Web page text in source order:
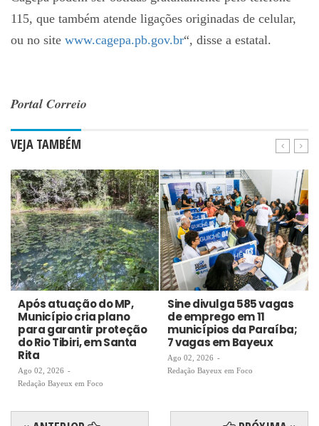
115, que também atende ligações originadas de celular,
ou no site www.cagepa.pb.gov.br“, disse a estatal.
Portal Correio
VEJA TAMBÉM
Após atuação do MP,
Município cria plano
para garantir proteção
do Rio Tibiri, em Santa
Rita
Ago 02, 2026 -
Redação Bayeux em Foco
Sine divulga 585 vagas
de emprego em 11
municípios da Paraíba;
7 vagas em Bayeux
Ago 02, 2026 -
Redação Bayeux em Foco